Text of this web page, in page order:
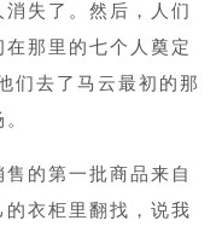
失了。然后，人们
那里的七个人奠定
们去了马云最初的那
的第一批商品来自
衣柜里翻找，说我